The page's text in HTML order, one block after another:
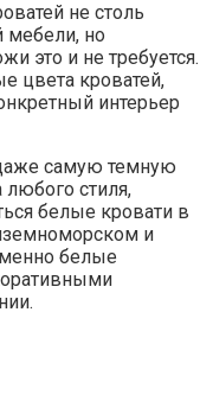
не столь
мебели, но
это и не требуется.
цвета кроватей,
интерьер
самую темную
любого стиля,
белые кровати в
и
белые